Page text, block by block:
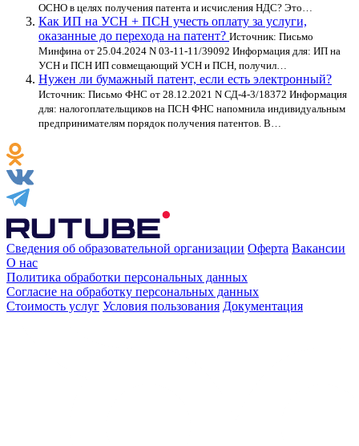
ОСНО в целях получения патента и исчисления НДС? Это…
Как ИП на УСН + ПСН учесть оплату за услуги,
оказанные до перехода на патент? Источник: Письмо
Минфина от 25.04.2024 N 03-11-11/39092 Информация для: ИП на
УСН и ПСН ИП совмещающий УСН и ПСН, получил…
Нужен ли бумажный патент, если есть электронный?
Источник: Письмо ФНС от 28.12.2021 N СД-4-3/18372 Информация
для: налогоплательщиков на ПСН ФНС напомнила индивидуальным
предпринимателям порядок получения патентов. В…
Сведения об образовательной организации Оферта Вакансии
О нас
Политика обработки персональных данных
Согласие на обработку персональных данных
Стоимость услуг Условия пользования Документация